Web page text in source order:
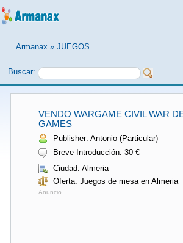
Armanax » JUEGOS
Buscar:
VENDO WARGAME CIVIL WAR
GAMES
Publisher: Antonio (Particular)
Breve Introducción: 30 €
Ciudad: Almeria
Oferta: Juegos de mesa en Almeria
Anuncio